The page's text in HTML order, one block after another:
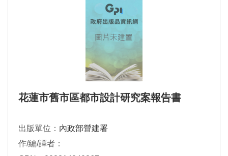
花蓮市舊市區都市設計研究案報告書
出版單位： 內政部營建署
作/編/譯者：